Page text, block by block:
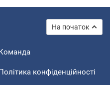
На початок
конфіденційності